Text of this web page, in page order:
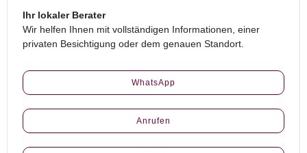
Ihr lokaler Berater
Wir helfen Ihnen mit vollständigen Informationen, einer
privaten Besichtigung oder dem genauen Standort.
WhatsApp
Anrufen